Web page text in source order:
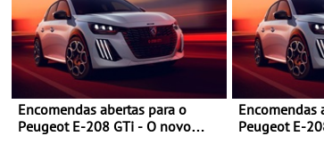
Encomendas abertas para o
Peugeot E-208 GTi - O novo
Encomendas
Peugeot E-